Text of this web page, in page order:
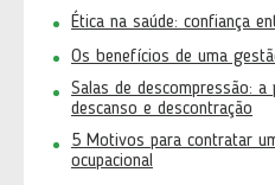
Ética na saúde: confiança
Os benefícios de uma
Salas de descompressão: a
descanso e descontração
5 Motivos para contratar
ocupacional